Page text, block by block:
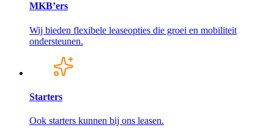
MKB’ers
Wij bieden flexibele leaseopties die groei en mobiliteit
ondersteunen.
Starters
Ook starters kunnen bij ons leasen.